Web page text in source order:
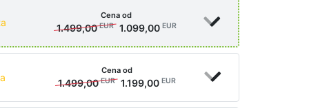
Cena od
1.499,00EUR 1.099,00 EUR
Cena od
1.499,00EUR 1.199,00 EUR